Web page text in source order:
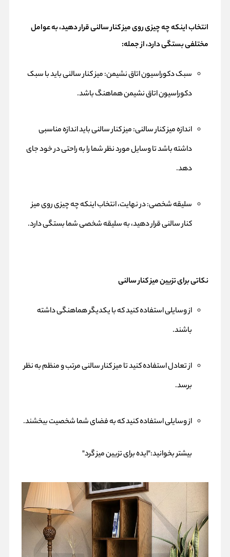
انتخاب اینکه چه چیزی روی میز کنار سالنی قرار دهید، به عوامل
مختلفی بستگی دارد، از جمله:
سبک دکوراسیون اتاق نشیمن: میز کنار سالنی باید با سبک
دکوراسیون اتاق نشیمن هماهنگ باشد.
اندازه میز کنار سالنی: میز کنار سالنی باید اندازه مناسبی
داشته باشد تا وسایل مورد نظر شما را به راحتی در خود جای
دهد.
سلیقه شخصی: در نهایت، انتخاب اینکه چه چیزی روی میز
کنار سالنی قرار دهید، به سلیقه شخصی شما بستگی دارد.
نکاتی برای تزیین میز کنار سالنی
از وسایلی استفاده کنید که با یکدیگر هماهنگی داشته
باشند.
از تعادل استفاده کنید تا میز کنار سالنی مرتب و منظم به نظر
برسد.
از وسایلی استفاده کنید که به فضای شما شخصیت ببخشند.
بیشتر بخوانید:"ایده برای تزیین میز گرد"